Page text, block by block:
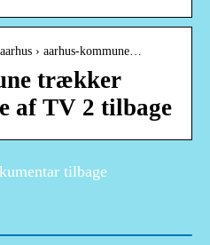
› aarhus-kommune…
trækker
af TV 2 tilbage
tilbage